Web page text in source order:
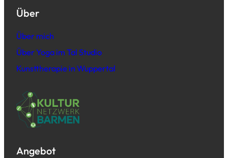
Über
Über mich
Über Yoga im Tal Studio
Kunsttherapie in Wuppertal
Angebot